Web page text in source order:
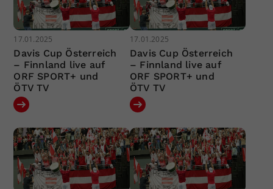
17.01.2025
Davis Cup Österreich
– Finnland live auf
ORF SPORT+ und
ÖTV TV
17.01.2025
Davis Cup Österreich
– Finnland live auf
ORF SPORT+ und
ÖTV TV